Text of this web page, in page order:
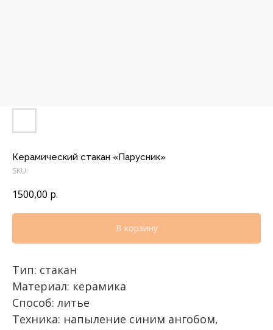
Керамический стакан «Парусник»
SKU:
1500,00 р.
В корзину
Тип: стакан
Материал: керамика
Способ: литье
Техника: напыление синим ангобом,